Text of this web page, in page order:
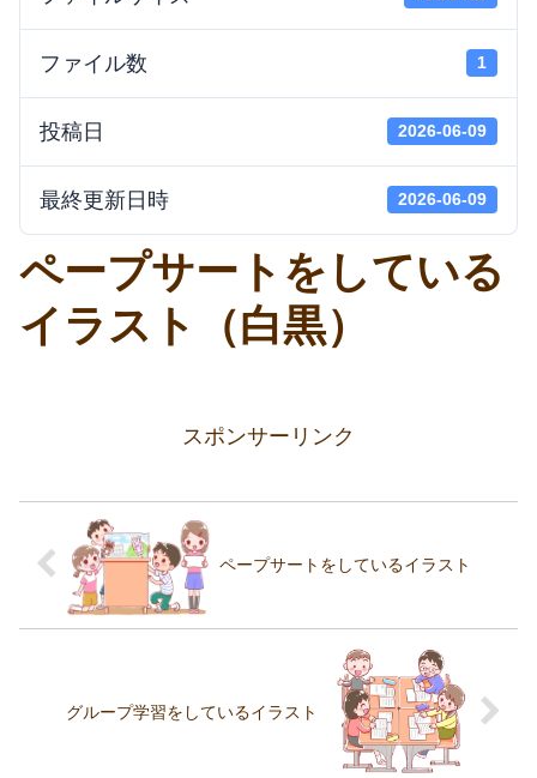
ファイル数 1
投稿日 2026-06-09
最終更新日時 2026-06-09
ペープサートをしている
イラスト（白黒）
スポンサーリンク
ペープサートをしているイラスト
グループ学習をしているイラスト